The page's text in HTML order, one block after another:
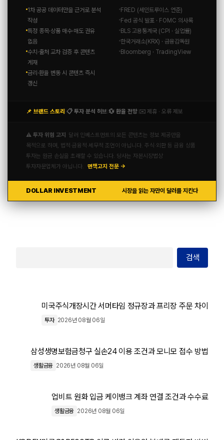
1차 공공 데이터만을 근거로 분석
작성
특정 종목·상품 매수·매도 권유
없음
수치·출처 교차 검증 후 콘텐츠
게재
금리·환율 변동 시 콘텐츠 즉시
갱신
FRED (세인트루이스 연준)
Fed 공식 발표 · FOMC 의사록
BLS 고용통계국 (CPI · 실업률)
한국거래소(KRX) · 금융감독원
Bloomberg · TradingView
📌 브랜드 스토리 📋 투자 분석 허브 💱 환율 전망 ✉️ 제휴 · 오류 제보
⚠️ 투자 위험 고지
달러 인베스트먼트의 모든 콘텐츠는 정보 제공만을
목적으로 하며, 법적·금융적·세무적 조언이 아닙니다. 주식·외환 등 금융 상품
투자는 원금 손실을 초래할 수 있습니다. 당사는 자본시장법상
투자자문업체가 아닙니다. 면책고지 전문 →
DOLLAR INVESTMENT 시장을 읽는 자만이 달러를 지킨다
검색
미국주식개장시간 서머타임 정규장과 프리장 주문 차이
투자 2026년 08월 06일
삼성생명보험금청구 실손24 이용 조건과 모니모 접수 방법
생활금융 2026년 08월 06일
업비트 원화 입금 케이뱅크 계좌 연결 조건과 수수료
생활금융 2026년 08월 06일